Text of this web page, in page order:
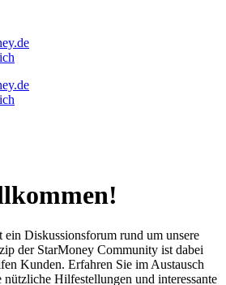
Diskussionsforum rund um unsere
der StarMoney Community ist dabei
Kunden. Erfahren Sie im Austausch
Hilfestellungen und interessante